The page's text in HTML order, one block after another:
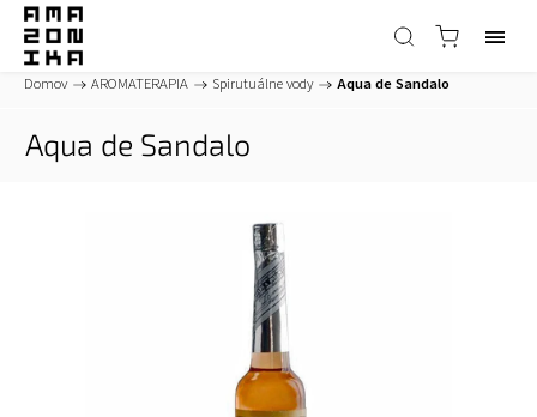
Domov / AROMATERAPIA / Spirutuálne vody / Aqua de Sandalo
Aqua de Sandalo